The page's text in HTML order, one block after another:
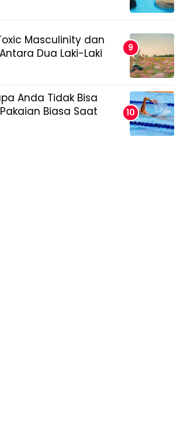
Masculinity dan
Dua Laki-Laki
Anda Tidak Bisa
Biasa Saat